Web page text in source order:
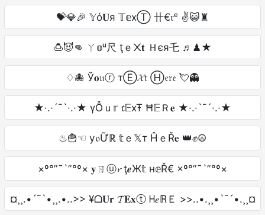
💝💎🎉 𝕐ό𝐔я 𝕋𝕖xⓉ 卄€𝔯ᵉ ✌😺♜
🍮😈👊 ㄚ𝕠ᵘ尺 ţｅ᙭𝐭 Ｈєя乇 ♬♟★
♢🐙 Ў𝐨𝔲ⓡ тⒺ𝓧𝔱 Ⓗ𝔢𝔯𝔢 💘👻
★·.·´¯`·.·★ үỖｕ𝕣 𝓽𝔼xŦ Ħ𝔼Ｒ𝐞 ★·.·`¯´·.·★
♨🍟☜ у𝔬Ữℝ 𝕥ｅ𝕏т ĤｅŘ𝐞 👑✊☮
×º°”˜`”°º× 𝐲ㄖⓤ𝓻 ţ𝒆Ж𝕥 н𝕖Ř€ ×º°”˜`”°º×
¤¸¸.•´¯`•¸¸.•..>> ¥ᗝ𝐔𝐫 𝓣𝐄𝐱ⓣ ᕼ𝑒ℝＥ >>..•.¸¸•`¯´•.¸¸¤